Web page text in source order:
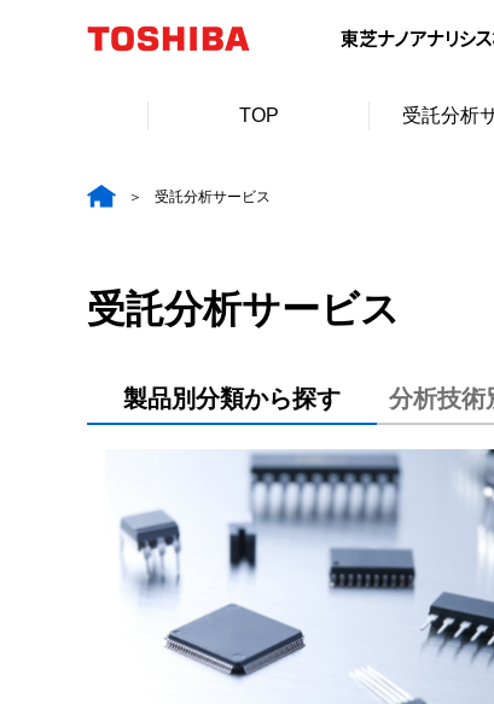
TOP 受託分析
受託分析サービス
受託分析サービス
製品別分類から探す 分析技術